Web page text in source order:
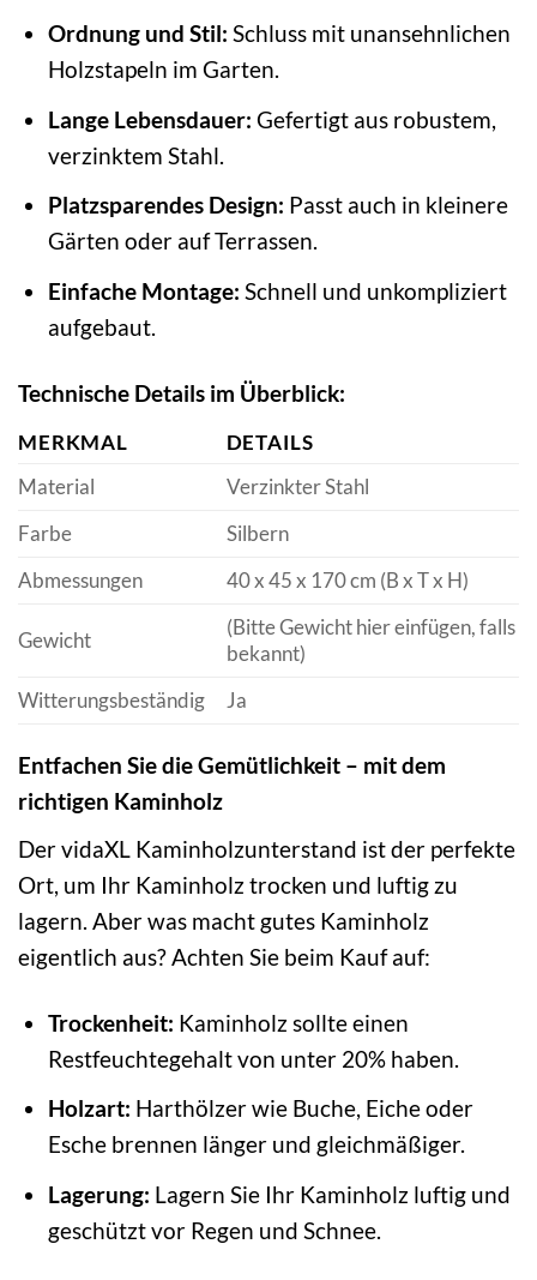
Ordnung und Stil: Schluss mit unansehnlichen
Holzstapeln im Garten.
Lange Lebensdauer: Gefertigt aus robustem,
verzinktem Stahl.
Platzsparendes Design: Passt auch in kleinere
Gärten oder auf Terrassen.
Einfache Montage: Schnell und unkompliziert
aufgebaut.
Technische Details im Überblick:
MERKMAL
DETAILS
Material
Verzinkter Stahl
Farbe
Silbern
Abmessungen
40 x 45 x 170 cm (B x T x H)
Gewicht
(Bitte Gewicht hier einfügen, falls
bekannt)
Witterungsbeständig
Ja
Entfachen Sie die Gemütlichkeit – mit dem
richtigen Kaminholz
Der vidaXL Kaminholzunterstand ist der perfekte
Ort, um Ihr Kaminholz trocken und luftig zu
lagern. Aber was macht gutes Kaminholz
eigentlich aus? Achten Sie beim Kauf auf:
Trockenheit: Kaminholz sollte einen
Restfeuchtegehalt von unter 20% haben.
Holzart: Harthölzer wie Buche, Eiche oder
Esche brennen länger und gleichmäßiger.
Lagerung: Lagern Sie Ihr Kaminholz luftig und
geschützt vor Regen und Schnee.